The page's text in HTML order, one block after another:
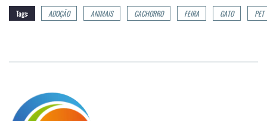
Tags: ADOÇÃO ANIMAIS CACHORRO FEIRA GATO PET